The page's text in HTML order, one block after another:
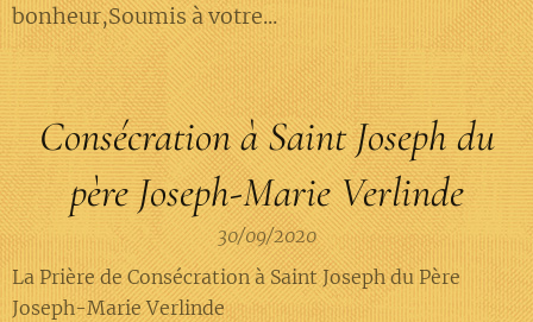
bonheur,Soumis à votre...
Consécration à Saint Joseph du
père Joseph-Marie Verlinde
30/09/2020
La Prière de Consécration à Saint Joseph du Père
Joseph-Marie Verlinde